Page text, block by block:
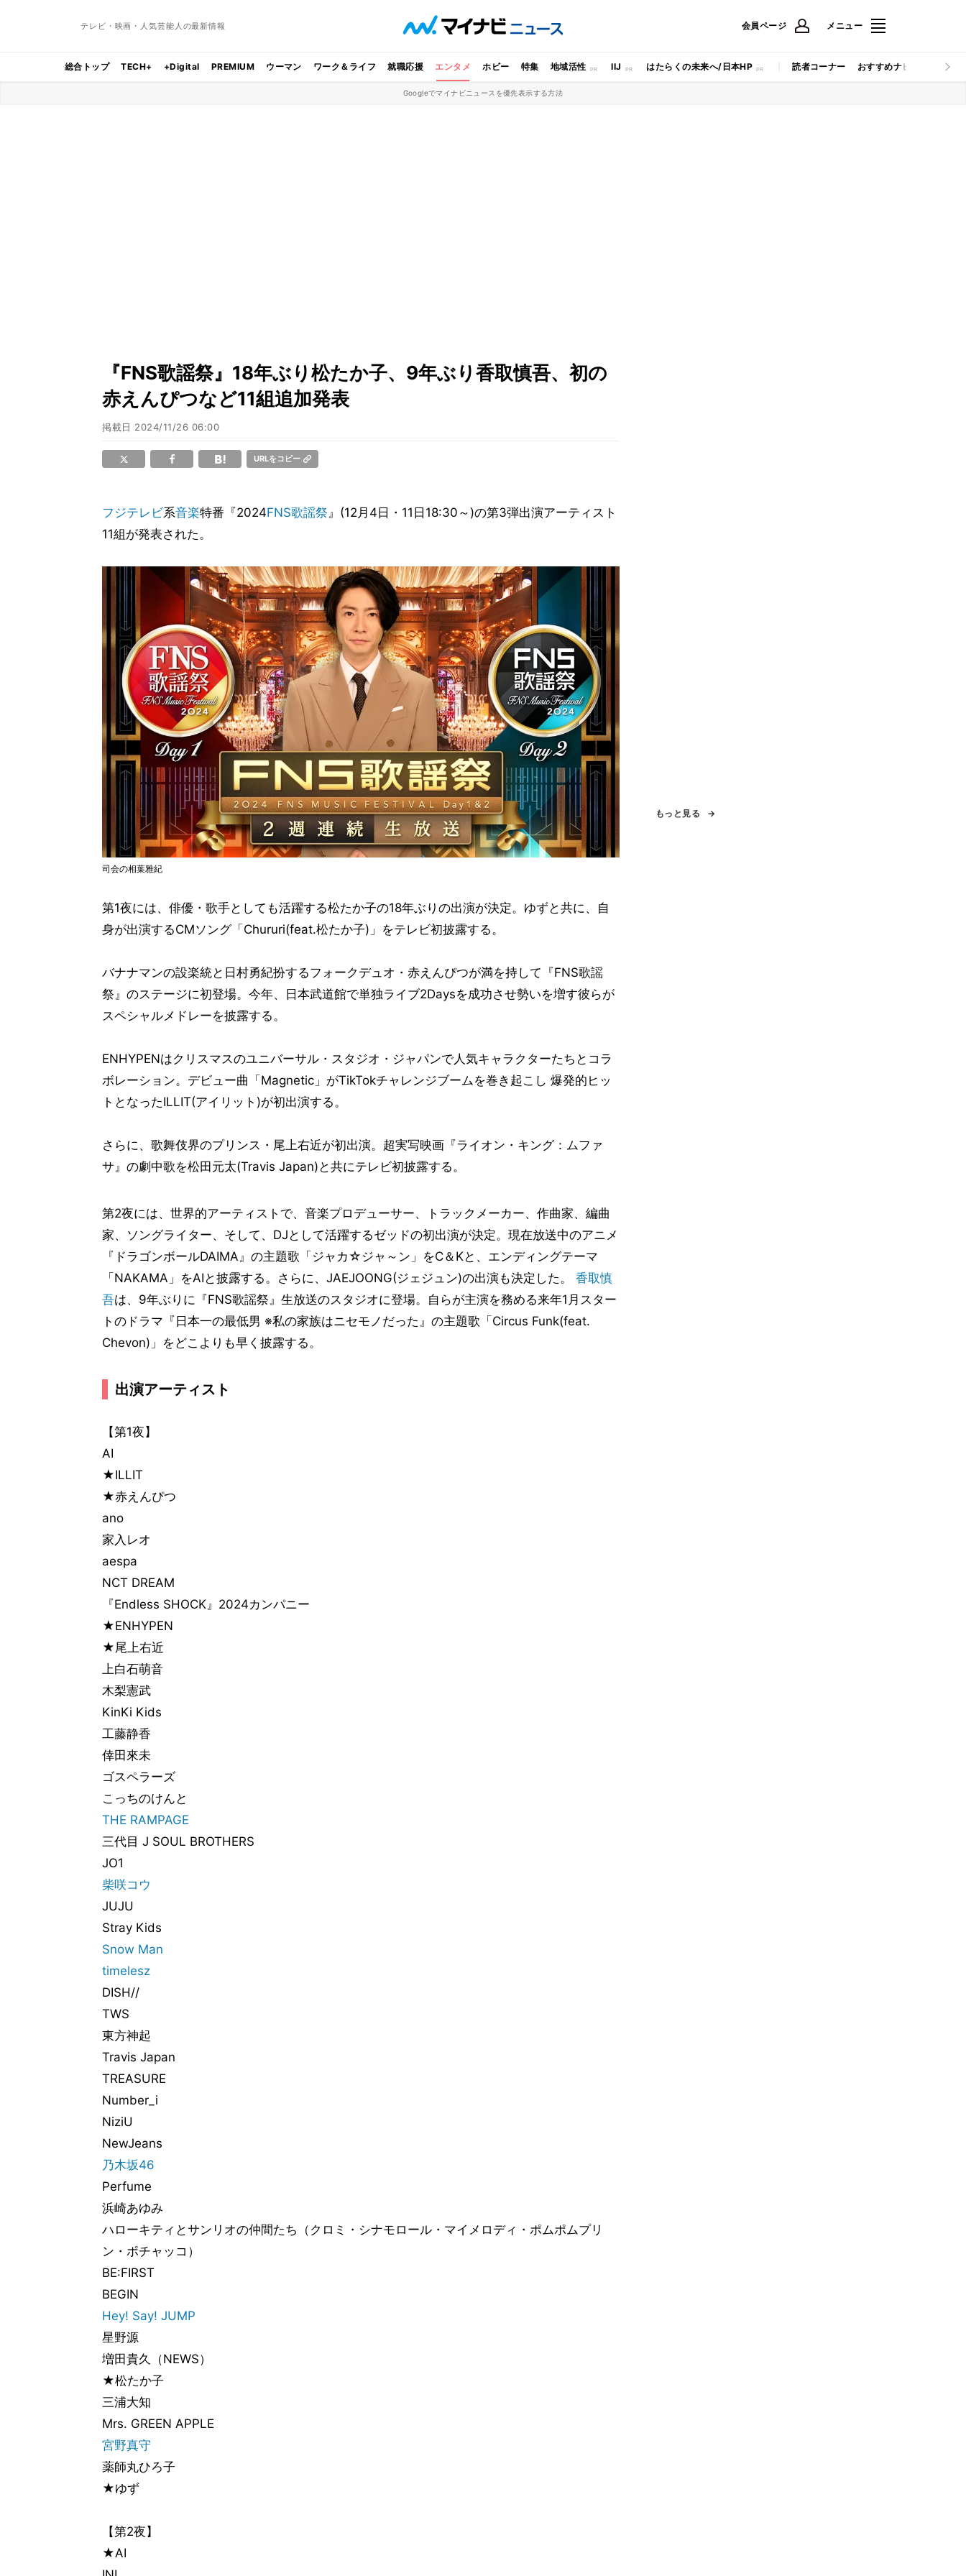
テレビ・映画・人気芸能人の最新情報 会員ページ メニュー
総合トップ TECH+ +Digital PREMIUM ウーマン ワーク＆ライフ 就職応援 エンタメ ホビー 特集 地域活性 IIJ はたらくの未来へ/日本HP 読者コーナー おすすめナビ マイナビ
Googleでマイナビニュースを優先表示する方法
『FNS歌謡祭』18年ぶり松たか子、9年ぶり香取慎吾、初の
赤えんぴつなど11組追加発表
掲載日 2024/11/26 06:00
URLをコピー
フジテレビ系音楽特番『2024FNS歌謡祭』(12月4日・11日18:30～)の第3弾出演アーティスト
11組が発表された。
司会の相葉雅紀
第1夜には、俳優・歌手としても活躍する松たか子の18年ぶりの出演が決定。ゆずと共に、自
身が出演するCMソング「Chururi(feat.松たか子)」をテレビ初披露する。
バナナマンの設楽統と日村勇紀扮するフォークデュオ・赤えんぴつが満を持して『FNS歌謡
祭』のステージに初登場。今年、日本武道館で単独ライブ2Daysを成功させ勢いを増す彼らが
スペシャルメドレーを披露する。
ENHYPENはクリスマスのユニバーサル・スタジオ・ジャパンで人気キャラクターたちとコラ
ボレーション。デビュー曲「Magnetic」がTikTokチャレンジブームを巻き起こし 爆発的ヒッ
トとなったILLIT(アイリット)が初出演する。
さらに、歌舞伎界のプリンス・尾上右近が初出演。超実写映画『ライオン・キング：ムファ
サ』の劇中歌を松田元太(Travis Japan)と共にテレビ初披露する。
第2夜には、世界的アーティストで、音楽プロデューサー、トラックメーカー、作曲家、編曲
家、ソングライター、そして、DJとして活躍するゼッドの初出演が決定。現在放送中のアニメ
『ドラゴンボールDAIMA』の主題歌「ジャカ☆ジャ～ン」をC＆Kと、エンディングテーマ
「NAKAMA」をAIと披露する。さらに、JAEJOONG(ジェジュン)の出演も決定した。 香取慎
吾は、9年ぶりに『FNS歌謡祭』生放送のスタジオに登場。自らが主演を務める来年1月スター
トのドラマ『日本一の最低男 ※私の家族はニセモノだった』の主題歌「Circus Funk(feat.
Chevon)」をどこよりも早く披露する。
出演アーティスト
【第1夜】
AI
★ILLIT
★赤えんぴつ
ano
家入レオ
aespa
NCT DREAM
『Endless SHOCK』2024カンパニー
★ENHYPEN
★尾上右近
上白石萌音
木梨憲武
KinKi Kids
工藤静香
倖田來未
ゴスペラーズ
こっちのけんと
THE RAMPAGE
三代目 J SOUL BROTHERS
JO1
柴咲コウ
JUJU
Stray Kids
Snow Man
timelesz
DISH//
TWS
東方神起
Travis Japan
TREASURE
Number_i
NiziU
NewJeans
乃木坂46
Perfume
浜崎あゆみ
ハローキティとサンリオの仲間たち（クロミ・シナモロール・マイメロディ・ポムポムプリ
ン・ポチャッコ）
BE:FIRST
BEGIN
Hey! Say! JUMP
星野源
増田貴久（NEWS）
★松たか子
三浦大知
Mrs. GREEN APPLE
宮野真守
薬師丸ひろ子
★ゆず
【第2夜】
★AI
もっと見る